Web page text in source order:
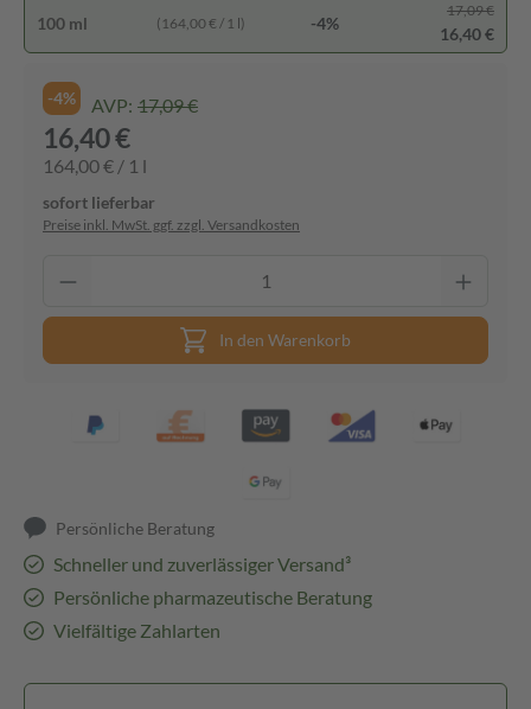
100 ml (164,00 € / 1 l) -4%
17,09 €
16,40 €
-4% AVP: 17,09 €
16,40 €
164,00 € / 1 l
sofort lieferbar
Preise inkl. MwSt. ggf. zzgl. Versandkosten
In den Warenkorb
Persönliche Beratung
Schneller und zuverlässiger Versand³
Persönliche pharmazeutische Beratung
Vielfältige Zahlarten